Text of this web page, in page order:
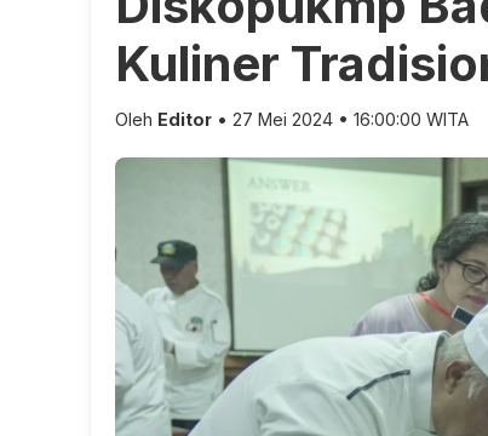
Kuliner
Oleh Editor • 27 Mei 2024 • 16:00:00 WITA